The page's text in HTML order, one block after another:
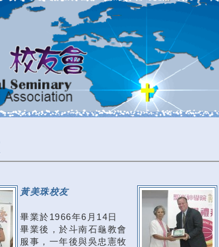
黃美珠校友
畢業於1966年6月14日
畢業後，於斗南石龜教會
服事，一年後與吳忠憲牧